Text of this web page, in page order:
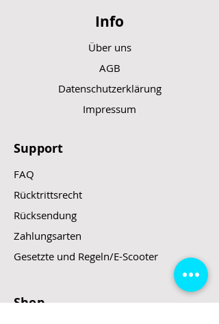
Info
Über uns
AGB
Datenschutzerklärung
Impressum
Support
FAQ
Rücktrittsrecht
Rücksendung
Zahlungsarten
Gesetzte und Regeln/E-Scooter
Shop